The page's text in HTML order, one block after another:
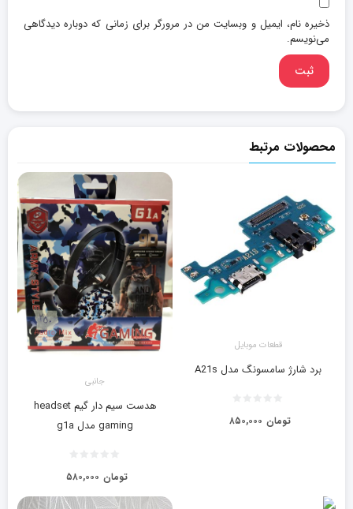
ذخیره نام، ایمیل و وبسایت من در مرورگر برای زمانی که دوباره دیدگاهی
می‌نویسم.
محصولات مرتبط
قطعات موبایل
برد شارژ سامسونگ مدل A21s
۸۵۰,۰۰۰ تومان
جانبی
هدست سیم دار گیم headset
gaming مدل g1a
۵۸۰,۰۰۰ تومان